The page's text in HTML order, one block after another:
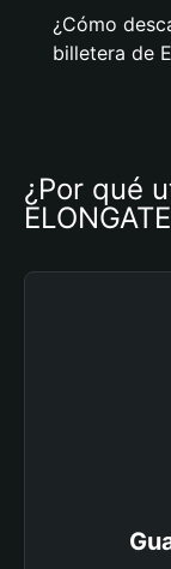
¿Cómo
billetera de
¿Por qué